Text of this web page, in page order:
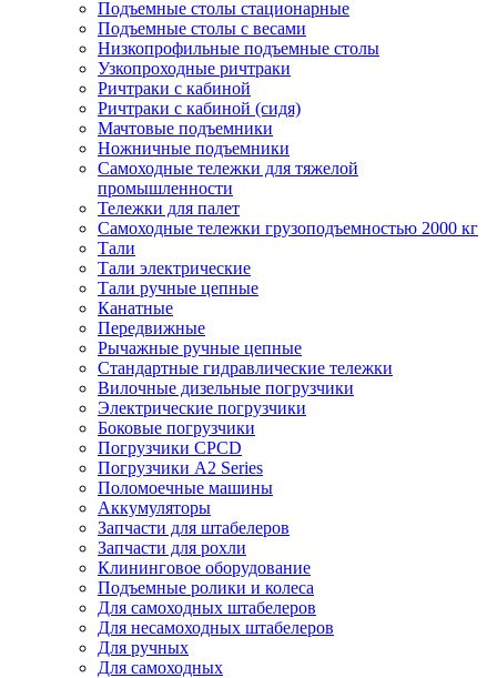
Подъемные столы стационарные
Подъемные столы с весами
Низкопрофильные подъемные столы
Узкопроходные ричтраки
Ричтраки с кабиной
Ричтраки с кабиной (сидя)
Мачтовые подъемники
Ножничные подъемники
Самоходные тележки для тяжелой
промышленности
Тележки для палет
Самоходные тележки грузоподъемностью 2000 кг
Тали
Тали электрические
Тали ручные цепные
Канатные
Передвижные
Рычажные ручные цепные
Стандартные гидравлические тележки
Вилочные дизельные погрузчики
Электрические погрузчики
Боковые погрузчики
Погрузчики CPCD
Погрузчики A2 Series
Поломоечные машины
Аккумуляторы
Запчасти для штабелеров
Запчасти для рохли
Клининговое оборудование
Подъемные ролики и колеса
Для самоходных штабелеров
Для несамоходных штабелеров
Для ручных
Для самоходных